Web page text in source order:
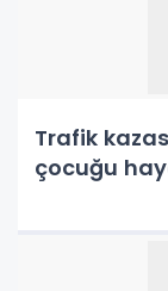
Trafik
çocuğu